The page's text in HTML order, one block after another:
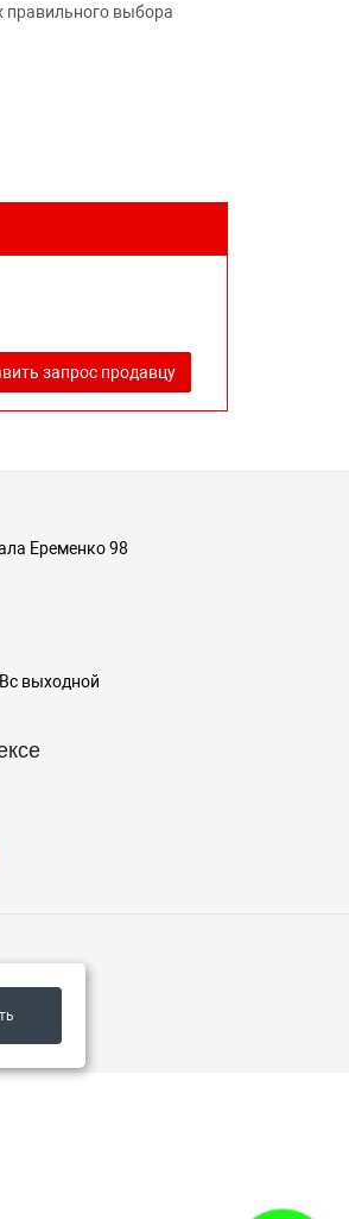
правильного выбора
запрос продавцу
Еременко 98
выходной